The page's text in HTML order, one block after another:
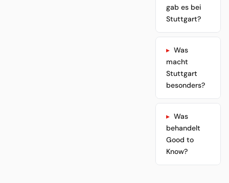
gab es bei
Stuttgart?
Was
macht
Stuttgart
besonders?
Was
behandelt
Good to
Know?